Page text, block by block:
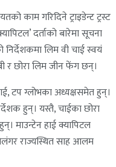
काम गरिदिने ट्राइडेन्ट ट्रस्ट
दर्ताको बारेमा सूचना
लिम वी चाई स्वयं
र छोरा लिम जीन फेंग छन्।
टप ग्लोभका अध्यक्षसमेत हुन्।
हुन्। यस्तै, चाईका छोरा
माउन्टेन हाई क्यापिटल
राज्यस्थित साह आलम